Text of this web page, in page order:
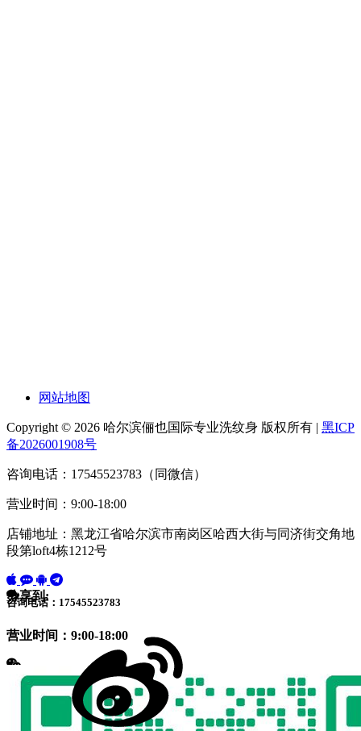
网站地图
Copyright © 2026 哈尔滨俪也国际专业洗纹身 版权所有 | 黑ICP
备2026001908号
咨询电话：17545523783（同微信）
营业时间：9:00-18:00
店铺地址：黑龙江省哈尔滨市南岗区哈西大街与同济街交角地
段第loft4栋1212号
咨询电话：17545523783
营业时间：9:00-18:00
分享到: